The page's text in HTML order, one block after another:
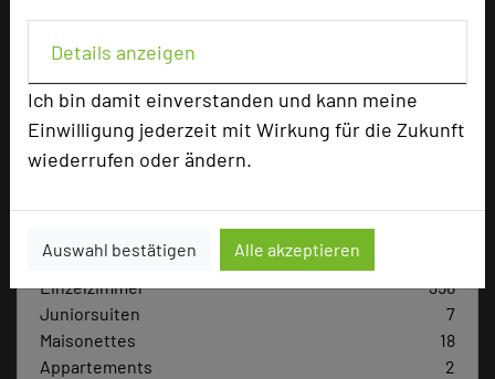
Details anzeigen
Ich bin damit einverstanden und kann meine
Einwilligung jederzeit mit Wirkung für die Zukunft
wiederrufen oder ändern.
Auswahl bestätigen Alle akzeptieren
U-Form
Parlamentarisch
300
Reihenbestuhlung
400
Tagungsräume
Doppelzimmer
Einzelzimmer
356
Juniorsuiten
7
Maisonettes
18
Appartements
2